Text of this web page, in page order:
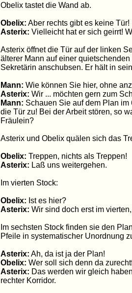
Obelix tastet die Wand ab.
Obelix: Aber rechts gibt es keine Tür!
Asterix: Vielleicht hat er sich geirrt!
Asterix öffnet die Tür auf der linken
älterer Mann auf einer
Sekretärin anschubsen. Er hält in
Mann: Wie können Sie hier, ohne
Asterix: Wir ... möchten gern zum
Mann: Schauen Sie auf dem Plan
die Tür zu! Bei der Arbeit stören, so
Fräulein?
Asterix und Obelix quälen sich das
Obelix: Treppen, nichts als Treppen!
Asterix: Laß uns weitergehen.
Im vierten Stock:
Obelix: Ist es hier?
Asterix: Wir sind doch erst im
Im sechsten Stock finden sie den
Pfeile in systematischer Unordnung
Asterix: Ah, da ist ja der Plan!
Obelix: Wer soll sich denn da
Asterix: Das werden wir gleich
rechter Korridor.